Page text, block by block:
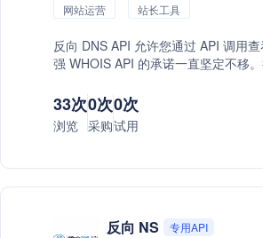
网站运营 站长工具
反向 DNS API 允许您通过 API 调用
强 WHOIS API 的承诺一直坚定不移
33次
浏览
0次
采购
0次
试用
反向 NS 专用API